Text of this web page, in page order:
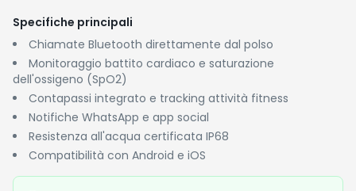
CONTRO
✗Nessuna recensione verificata disponibile al
momento: impossibile valutare l'affidabilità a lungo
termine basandosi sull'esperienza di altri acquirenti
✗ Disponibile solo nella colorazione rosa, senza
alternative cromatiche per chi preferisce tonalità più
neutre